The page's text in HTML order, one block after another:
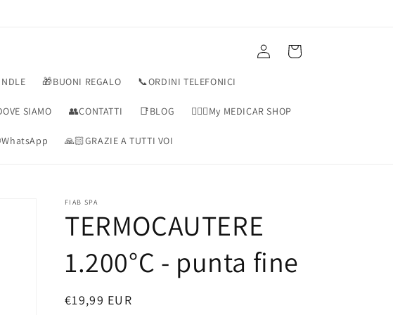
🎁BUONI REGALO 📞ORDINI TELEFONICI
SIAMO 👥CONTATTI 📑BLOG 👨🏻‍⚕️My MEDICAR SHOP
🙏🏻GRAZIE A TUTTI VOI
Accedi Carrello
FIAB SPA
TERMOCAUTERE
1.200°C - punta fine
Prezzo
€19,99 EUR